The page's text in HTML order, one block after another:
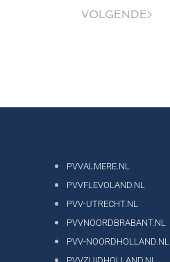
VOLGENDE
PVVALMERE.NL
PVVFLEVOLAND.NL
PVV-UTRECHT.NL
PVVNOORDBRABANT.NL
PVV-NOORDHOLLAND.NL